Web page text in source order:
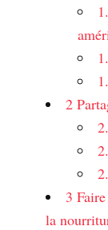
2
3
la